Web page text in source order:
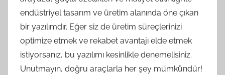
endüstriyel tasarım ve üretim alanında öne çıkan
bir yazılımdır. Eğer siz de üretim süreçlerinizi
optimize etmek ve rekabet avantajı elde etmek
istiyorsanız, bu yazılımı kesinlikle denemelisiniz.
Unutmayın, doğru araçlarla her şey mümkündür!